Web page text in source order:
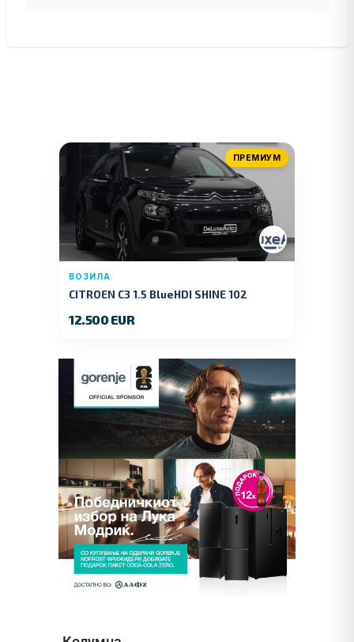
ПРЕМИУМ
ВОЗИЛА
CITROEN C3 1.5 BlueHDI SHINE 102
12.500 EUR